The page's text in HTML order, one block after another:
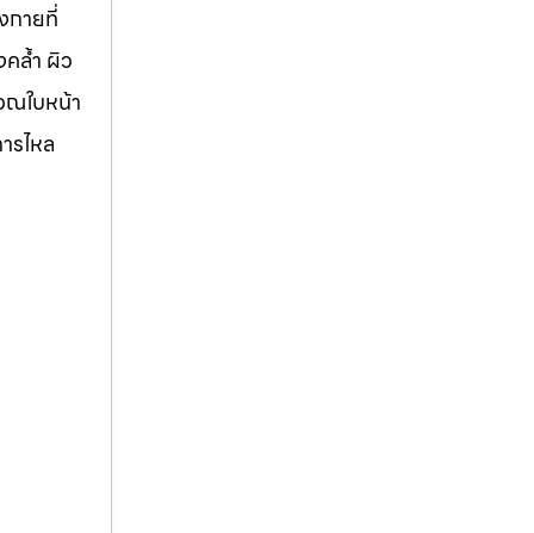
กายที่
คล้ำ ผิว
ณใบหน้า
รไหล